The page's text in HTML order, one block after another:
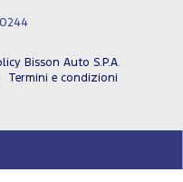
Bisson Auto S.P.A.
Termini e condizioni